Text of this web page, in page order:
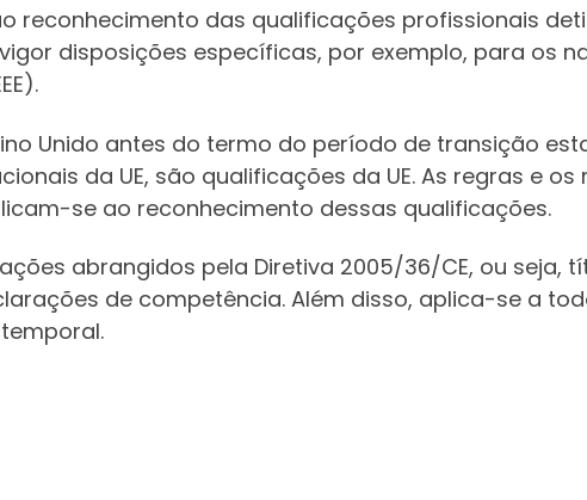
reconhecimento das qualificações profissionais
disposições específicas, por exemplo, para os
Unido antes do termo do período de transição
da UE, são qualificações da UE. As regras e os
se ao reconhecimento dessas qualificações.
abrangidos pela Diretiva 2005/36/CE, ou seja,
de competência. Além disso, aplica-se a